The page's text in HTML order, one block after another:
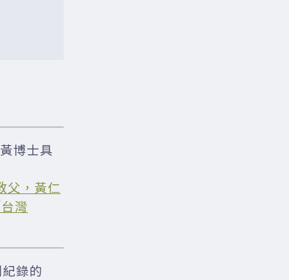
博士具
父，黃仁
灣
錄的